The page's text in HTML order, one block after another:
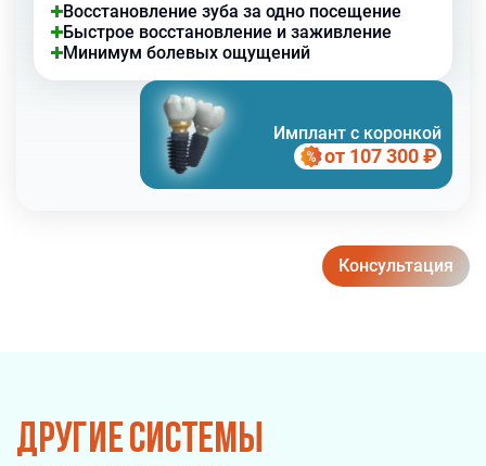
Восстановление зуба за одно посещение
Быстрое восстановление и заживление
Минимум болевых ощущений
Имплант с коронкой
от 107 300₽
Консультация
Другие системы